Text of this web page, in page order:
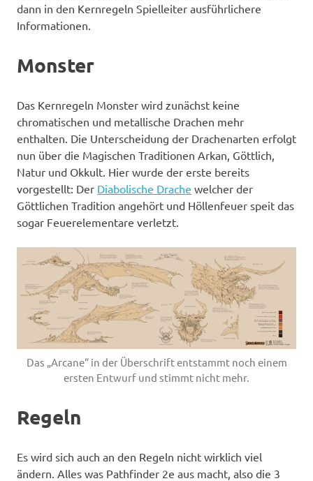
dann in den Kernregeln Spielleiter ausführlichere
Informationen.
Monster
Das Kernregeln Monster wird zunächst keine
chromatischen und metallische Drachen mehr
enthalten. Die Unterscheidung der Drachenarten erfolgt
nun über die Magischen Traditionen Arkan, Göttlich,
Natur und Okkult. Hier wurde der erste bereits
vorgestellt: Der Diabolische Drache welcher der
Göttlichen Tradition angehört und Höllenfeuer speit das
sogar Feuerelementare verletzt.
Das „Arcane“ in der Überschrift entstammt noch einem
ersten Entwurf und stimmt nicht mehr.
Regeln
Es wird sich auch an den Regeln nicht wirklich viel
ändern. Alles was Pathfinder 2e aus macht, also die 3